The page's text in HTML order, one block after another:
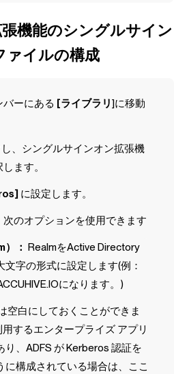
機能のシングルサイン
ァイルの構成
ーにある [ライブラリ]に移動
、シングルサインオン拡張機
ます。
に設定します。
のオプションを使用できます
）： RealmをActive Directory
文字の形式に設定します(例：
になります。)
空白にしておくことができま
するエンタープライズ アプリ
り、ADFS が Kerberos 認証を
に構成されている場合は、ここ